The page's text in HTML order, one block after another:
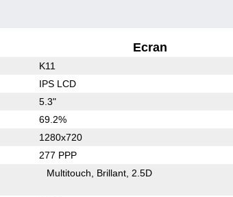
Ecran
K11
IPS LCD
5.3"
69.2%
1280x720
277 PPP
Multitouch Brillant 2.5D